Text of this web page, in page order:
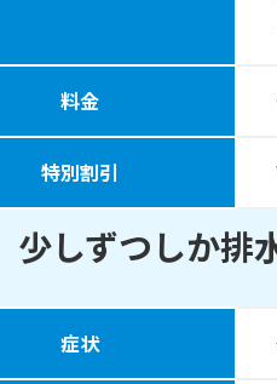
料金
特別割引
少しずつしか排
症状